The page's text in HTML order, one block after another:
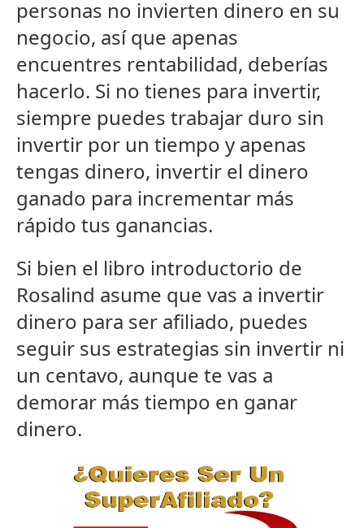
personas no invierten dinero en su
negocio, así que apenas
encuentres rentabilidad, deberías
hacerlo. Si no tienes para invertir,
siempre puedes trabajar duro sin
invertir por un tiempo y apenas
tengas dinero, invertir el dinero
ganado para incrementar más
rápido tus ganancias.
Si bien el libro introductorio de
Rosalind asume que vas a invertir
dinero para ser afiliado, puedes
seguir sus estrategias sin invertir ni
un centavo, aunque te vas a
demorar más tiempo en ganar
dinero.